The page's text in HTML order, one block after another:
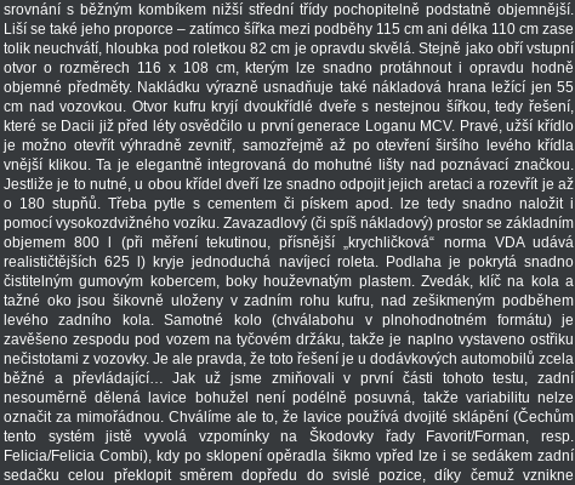
srovnání s běžným kombíkem nižší střední třídy pochopitelně podstatně objemnější.
Liší se také jeho proporce – zatímco šířka mezi podběhy 115 cm ani délka 110 cm zase
tolik neuchvátí, hloubka pod roletkou 82 cm je opravdu skvělá. Stejně jako obří vstupní
otvor o rozměrech 116 x 108 cm, kterým lze snadno protáhnout i opravdu hodně
objemné předměty. Nakládku výrazně usnadňuje také nákladová hrana ležící jen 55
cm nad vozovkou. Otvor kufru kryjí dvoukřídlé dveře s nestejnou šířkou, tedy řešení,
které se Dacii již před léty osvědčilo u první generace Loganu MCV. Pravé, užší křídlo
je možno otevřít výhradně zevnitř, samozřejmě až po otevření širšího levého křídla
vnější klikou. Ta je elegantně integrovaná do mohutné lišty nad poznávací značkou.
Jestliže je to nutné, u obou křídel dveří lze snadno odpojit jejich aretaci a rozevřít je až
o 180 stupňů. Třeba pytle s cementem či pískem apod. lze tedy snadno naložit i
pomocí vysokozdvižného vozíku. Zavazadlový (či spíš nákladový) prostor se základním
objemem 800 l (při měření tekutinou, přísnější „krychličková“ norma VDA udává
realističtějších 625 l) kryje jednoduchá navíjecí roleta. Podlaha je pokrytá snadno
čistitelným gumovým kobercem, boky houževnatým plastem. Zvedák, klíč na kola a
tažné oko jsou šikovně uloženy v zadním rohu kufru, nad zešikmeným podběhem
levého zadního kola. Samotné kolo (chválabohu v plnohodnotném formátu) je
zavěšeno zespodu pod vozem na tyčovém držáku, takže je naplno vystaveno ostřiku
nečistotami z vozovky. Je ale pravda, že toto řešení je u dodávkových automobilů zcela
běžné a převládající… Jak už jsme zmiňovali v první části tohoto testu, zadní
nesouměrně dělená lavice bohužel není podélně posuvná, takže variabilitu nelze
označit za mimořádnou. Chválíme ale to, že lavice používá dvojité sklápění (Čechům
tento systém jistě vyvolá vzpomínky na Škodovky řady Favorit/Forman, resp.
Felicia/Felicia Combi), kdy po sklopení opěradla šikmo vpřed lze i se sedákem zadní
sedačku celou překlopit směrem dopředu do svislé pozice, díky čemuž vznikne